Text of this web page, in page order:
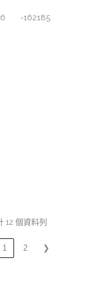
-162185
12 個資料列
1 2 ❯